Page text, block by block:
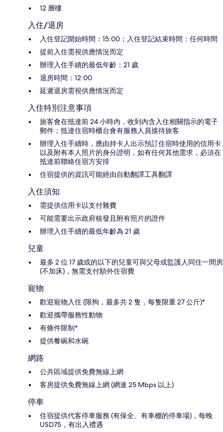
12 層樓
入住/退房
入住登記開始時間：15:00；入住登記結束時間：任何時間
提前入住需視供應情況而定
辦理入住手續的最低年齡：21 歲
退房時間：12:00
延遲退房需視供應情況而定
入住特別注意事項
旅客會在抵達前 24 小時內，收到內含入住相關指示的電子
郵件；抵達住宿時櫃台會有服務人員接待旅客
辦理入住手續時，應由持卡人出示預訂住宿時使用的信用卡
以及附有本人照片的身分證明，如有任何其他需求，必須在
抵達前聯絡住宿方安排
住宿提供的資訊可能經由自動翻譯工具翻譯
入住須知
需提供信用卡以支付雜費
可能需要出示政府核發且附有照片的證件
辦理入住手續的最低年齡為 21 歲
兒童
最多 2 位 17 歲或的以下的兒童可與父母或監護人同住一間房
(不加床)，無需支付額外住宿費
寵物
歡迎寵物入住 (限狗，最多共 2 隻，每隻限重 27 公斤)*
歡迎攜帶服務性動物
有條件限制*
提供餐碗和水碗
網路
公共區域提供免費無線上網
客房提供免費無線上網 (網速 25 Mbps 以上)
停車
住宿提供代客停車服務 (有保全、有車棚的停車場)，每晚
USD75，有出入禮遇